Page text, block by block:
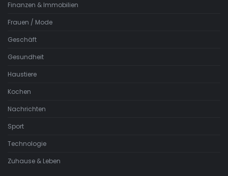
Finanzen & Immobilien
Frauen / Mode
Geschäft
Gesundheit
Haustiere
Kochen
Nachrichten
Sport
Technologie
Zuhause & Leben